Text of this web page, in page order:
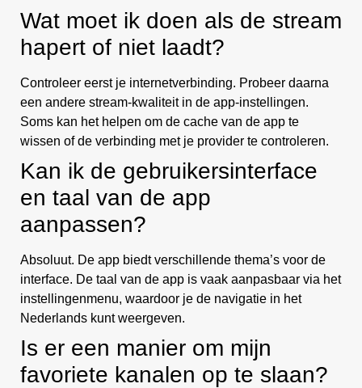
Wat moet ik doen als de stream
hapert of niet laadt?
Controleer eerst je internetverbinding. Probeer daarna
een andere stream-kwaliteit in de app-instellingen.
Soms kan het helpen om de cache van de app te
wissen of de verbinding met je provider te controleren.
Kan ik de gebruikersinterface
en taal van de app
aanpassen?
Absoluut. De app biedt verschillende thema’s voor de
interface. De taal van de app is vaak aanpasbaar via het
instellingenmenu, waardoor je de navigatie in het
Nederlands kunt weergeven.
Is er een manier om mijn
favoriete kanalen op te slaan?